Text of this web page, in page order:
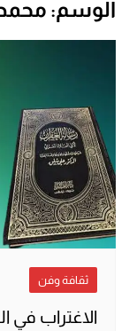
الوسم: محمد
ثقافة وفن
الاغتراب في